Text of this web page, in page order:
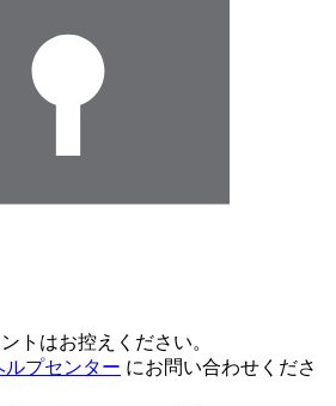
トはお控えください。
ルプセンター にお問い合わせくださ